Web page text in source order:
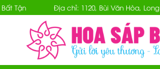
Tận Địa chỉ: 1120, Bùi Văn Hòa,